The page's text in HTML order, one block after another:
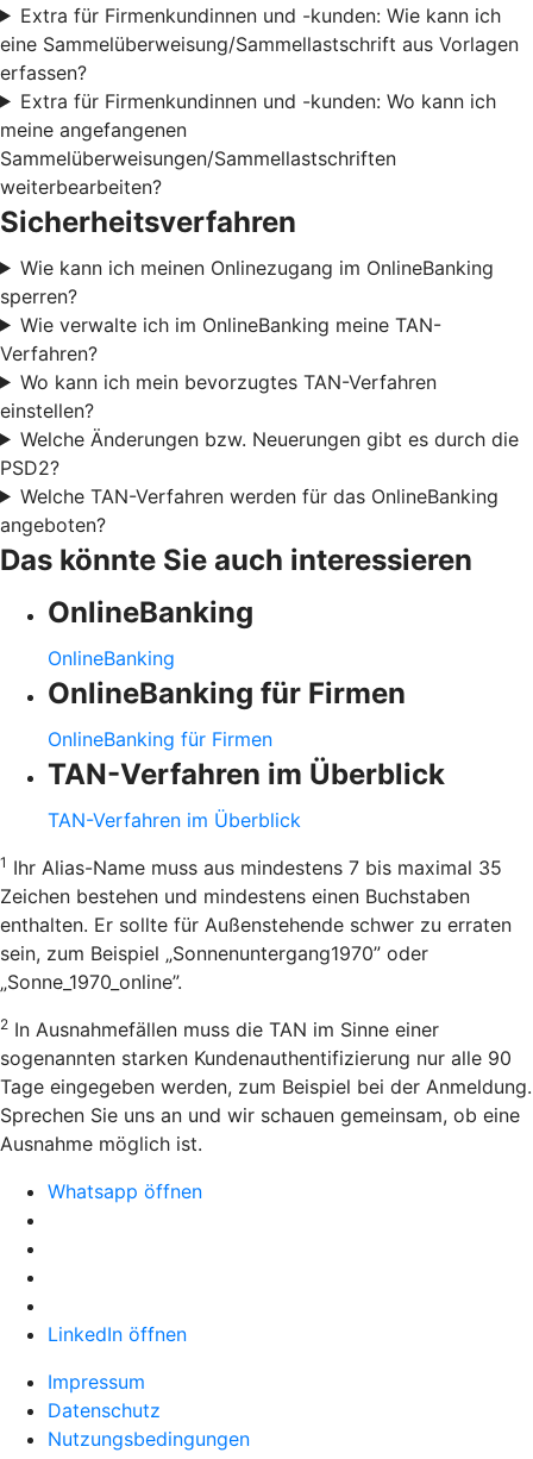
Extra für Firmenkundinnen und -kunden: Wie kann ich
eine Sammelüberweisung/Sammellastschrift aus Vorlagen
erfassen?
Extra für Firmenkundinnen und -kunden: Wo kann ich
meine angefangenen
Sammelüberweisungen/Sammellastschriften
weiterbearbeiten?
Sicherheitsverfahren
Wie kann ich meinen Onlinezugang im OnlineBanking
sperren?
Wie verwalte ich im OnlineBanking meine TAN-
Verfahren?
Wo kann ich mein bevorzugtes TAN-Verfahren
einstellen?
Welche Änderungen bzw. Neuerungen gibt es durch die
PSD2?
Welche TAN-Verfahren werden für das OnlineBanking
angeboten?
Das könnte Sie auch interessieren
OnlineBanking
OnlineBanking
OnlineBanking für Firmen
OnlineBanking für Firmen
TAN-Verfahren im Überblick
TAN-Verfahren im Überblick
1 Ihr Alias-Name muss aus mindestens 7 bis maximal 35
Zeichen bestehen und mindestens einen Buchstaben
enthalten. Er sollte für Außenstehende schwer zu erraten
sein, zum Beispiel „Sonnenuntergang1970” oder
„Sonne_1970_online”.
2 In Ausnahmefällen muss die TAN im Sinne einer
sogenannten starken Kundenauthentifizierung nur alle 90
Tage eingegeben werden, zum Beispiel bei der Anmeldung.
Sprechen Sie uns an und wir schauen gemeinsam, ob eine
Ausnahme möglich ist.
Whatsapp öffnen
LinkedIn öffnen
Impressum
Datenschutz
Nutzungsbedingungen